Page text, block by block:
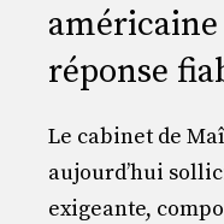
réponse
Le cabinet de
aujourd’hui
exigeante,